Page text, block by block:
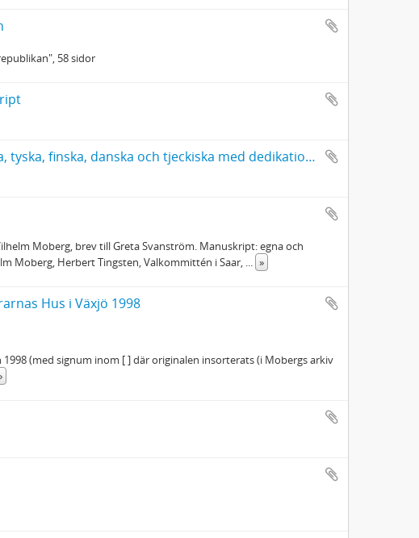
58 sidor
Vilhelm Moberg, sju romaner i översättning till engelska, tyska, finska, danska och tjeckiska med dedikation av Moberg till Hans G. Westerlund
Moberg, brev till Greta Svanström. Manuskript: egna och
Moberg, Herbert Tingsten, Valkommittén i Saar,
»
Hus i Växjö 1998
(med signum inom [ ] där originalen insorterats (i Mobergs arkiv